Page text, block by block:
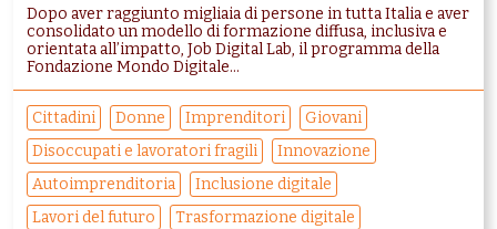
Dopo aver raggiunto migliaia di persone in tutta Italia e aver
consolidato un modello di formazione diffusa, inclusiva e
orientata all’impatto, Job Digital Lab, il programma della
Fondazione Mondo Digitale...
Cittadini Donne Imprenditori
Giovani
Disoccupati e lavoratori fragili
Innovazione
Autoimprenditoria
Inclusione digitale
Lavori del futuro
Trasformazione digitale